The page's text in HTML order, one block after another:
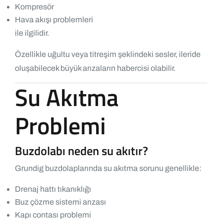
Kompresör
Hava akışı problemleri
ile ilgilidir.
Özellikle uğultu veya titreşim şeklindeki sesler, ileride
oluşabilecek büyük arızaların habercisi olabilir.
Su Akıtma
Problemi
Buzdolabı neden su akıtır?
Grundig buzdolaplarında su akıtma sorunu genellikle:
Drenaj hattı tıkanıklığı
Buz çözme sistemi arızası
Kapı contası problemi